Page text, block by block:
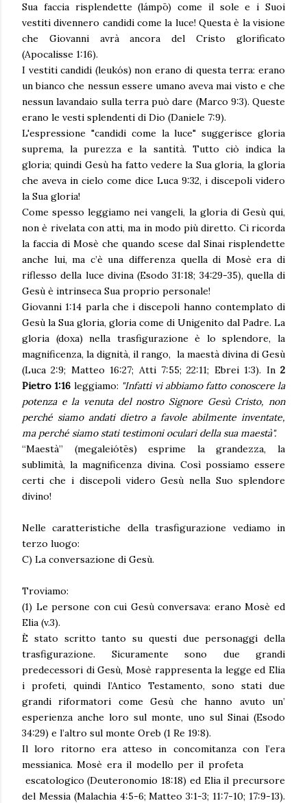
Sua faccia risplendette (lámpō) come il sole e i Suoi
vestiti divennero candidi come la luce! Questa è la visione
che Giovanni avrà ancora del Cristo glorificato
(Apocalisse 1:16).
I vestiti candidi (leukós) non erano di questa terra: erano
un bianco che nessun essere umano aveva mai visto e che
nessun lavandaio sulla terra può dare (Marco 9:3). Queste
erano le vesti splendenti di Dio (Daniele 7:9).
L'espressione "candidi come la luce" suggerisce gloria
suprema, la purezza e la santità. Tutto ciò indica la
gloria; quindi Gesù ha fatto vedere la Sua gloria, la gloria
che aveva in cielo come dice Luca 9:32, i discepoli videro
la Sua gloria!
Come spesso leggiamo nei vangeli, la gloria di Gesù qui,
non è rivelata con atti, ma in modo più diretto. Ci ricorda
la faccia di Mosè che quando scese dal Sinai risplendette
anche lui, ma c’è una differenza quella di Mosè era di
riflesso della luce divina (Esodo 31:18; 34:29-35), quella di
Gesù è intrinseca Sua proprio personale!
Giovanni 1:14 parla che i discepoli hanno contemplato di
Gesù la Sua gloria, gloria come di Unigenito dal Padre. La
gloria (doxa) nella trasfigurazione è lo splendore, la
magnificenza, la dignità, il rango, la maestà divina di Gesù
(Luca 2:9; Matteo 16:27; Atti 7:55; 22:11; Ebrei 1:3). In 2
Pietro 1:16 leggiamo: "Infatti vi abbiamo fatto conoscere la
potenza e la venuta del nostro Signore Gesù Cristo, non
perché siamo andati dietro a favole abilmente inventate,
ma perché siamo stati testimoni oculari della sua maestà".
“Maestà” (megaleiótēs) esprime la grandezza, la
sublimità, la magnificenza divina. Così possiamo essere
certi che i discepoli videro Gesù nella Suo splendore
divino!
Nelle caratteristiche della trasfigurazione vediamo in
terzo luogo:
C) La conversazione di Gesù.
Troviamo:
(1) Le persone con cui Gesù conversava: erano Mosè ed
Elia (v.3).
È stato scritto tanto su questi due personaggi della
trasfigurazione. Sicuramente sono due grandi
predecessori di Gesù, Mosè rappresenta la legge ed Elia
i profeti, quindi l’Antico Testamento, sono stati due
grandi riformatori come Gesù che hanno avuto un’
esperienza anche loro sul monte, uno sul Sinai (Esodo
34:29) e l’altro sul monte Oreb (1 Re 19:8).
Il loro ritorno era atteso in concomitanza con l’era
messianica. Mosè era il modello per il profeta
escatologico (Deuteronomio 18:18) ed Elia il precursore
del Messia (Malachia 4:5-6; Matteo 3:1-3; 11:7-10; 17:9-13).